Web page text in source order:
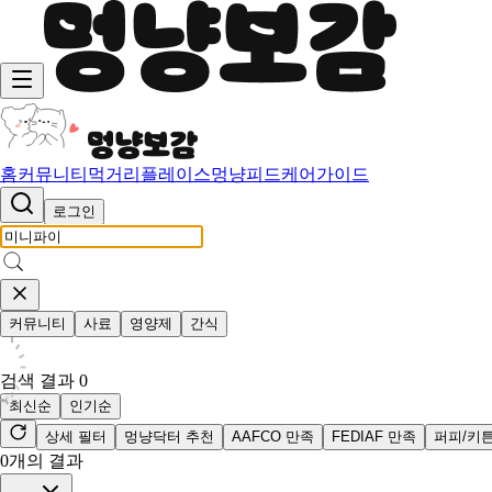
홈커뮤니티 먹거리 플레이스멍냥피드케어가이드
로그인
커뮤니티 사료 영양제 간식
검색 결과 0
최신순
인기순
상세 필터
멍냥닥터 추천 AAFCO 만족 FEDIAF 만족 퍼피/키
0개의 결과